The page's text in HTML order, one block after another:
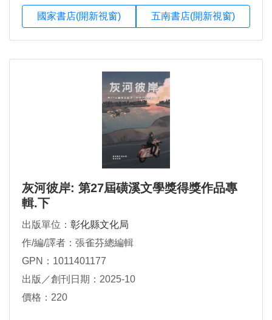
國家書店(開新視窗) 五南書店(開新視窗)
灰河彼岸: 第27屆磺溪文學獎得獎作品專
輯.下
出版單位： 彰化縣文化局
作/編/譯者：張雀芬總編輯
GPN：1011401177
出版／創刊日期：2025-10
價格：220